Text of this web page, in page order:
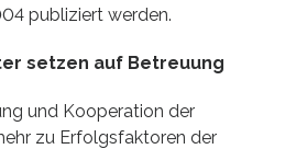
publiziert werden.
setzen auf Betreuung
und Kooperation der
zu Erfolgsfaktoren der